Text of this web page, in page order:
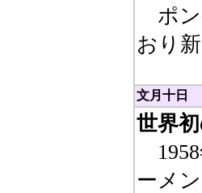
ポン
おり
文月十日
世界
1958
ーメ